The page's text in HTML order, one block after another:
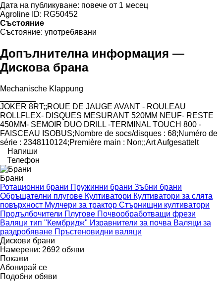
Дата на публикуване: повече от 1 месец
Agroline ID: RG50452
Състояние
Състояние: употребявани
Допълнителна информация —
Дискова брана
Mechanische ​​​​​​​​​‌‌​​​​‌​​​​​​​​​‌‌‌​‌​‌​​​​​​​​​‌‌‌​‌​​​​​​​​​​​‌‌​‌‌‌‌​​​​​​​​​‌‌​‌‌​​​​​​​​​​​‌‌​‌​​‌​​​​​​​​​‌‌​‌‌‌​​​​​​​​​​‌‌​​‌​‌Klappung
JOKER 8RT;;ROUE DE JAUGE AVANT - ROULEAU
ROLLFLEX- DISQUES MESURANT 520MM NEUF- RESTE
450MM- SEMOIR DUO DRILL -TERMINAL TOUCH 800 -
FAISCEAU ISOBUS;Nombre de socs/disques : 68;Numéro de
série : 2348110124;Première main : Non;;Art Aufgesattelt
Напиши
Телефон
Брани
Ротационни брани Пружинни брани Зъбни брани
Обръщателни плугове Култиватори Култиватори за слята
повърхност Мулчери за трактор Стърнищни култиватори
Продълбочители Плугове Почвообработващи фрези
Валяци тип "Кембридж" Изравнители за почва Валяци за
раздробяване Пръстеновидни валяци
Дискови брани
Намерени: 2692 обяви
Покажи
Абонирай се
Подобни обяви